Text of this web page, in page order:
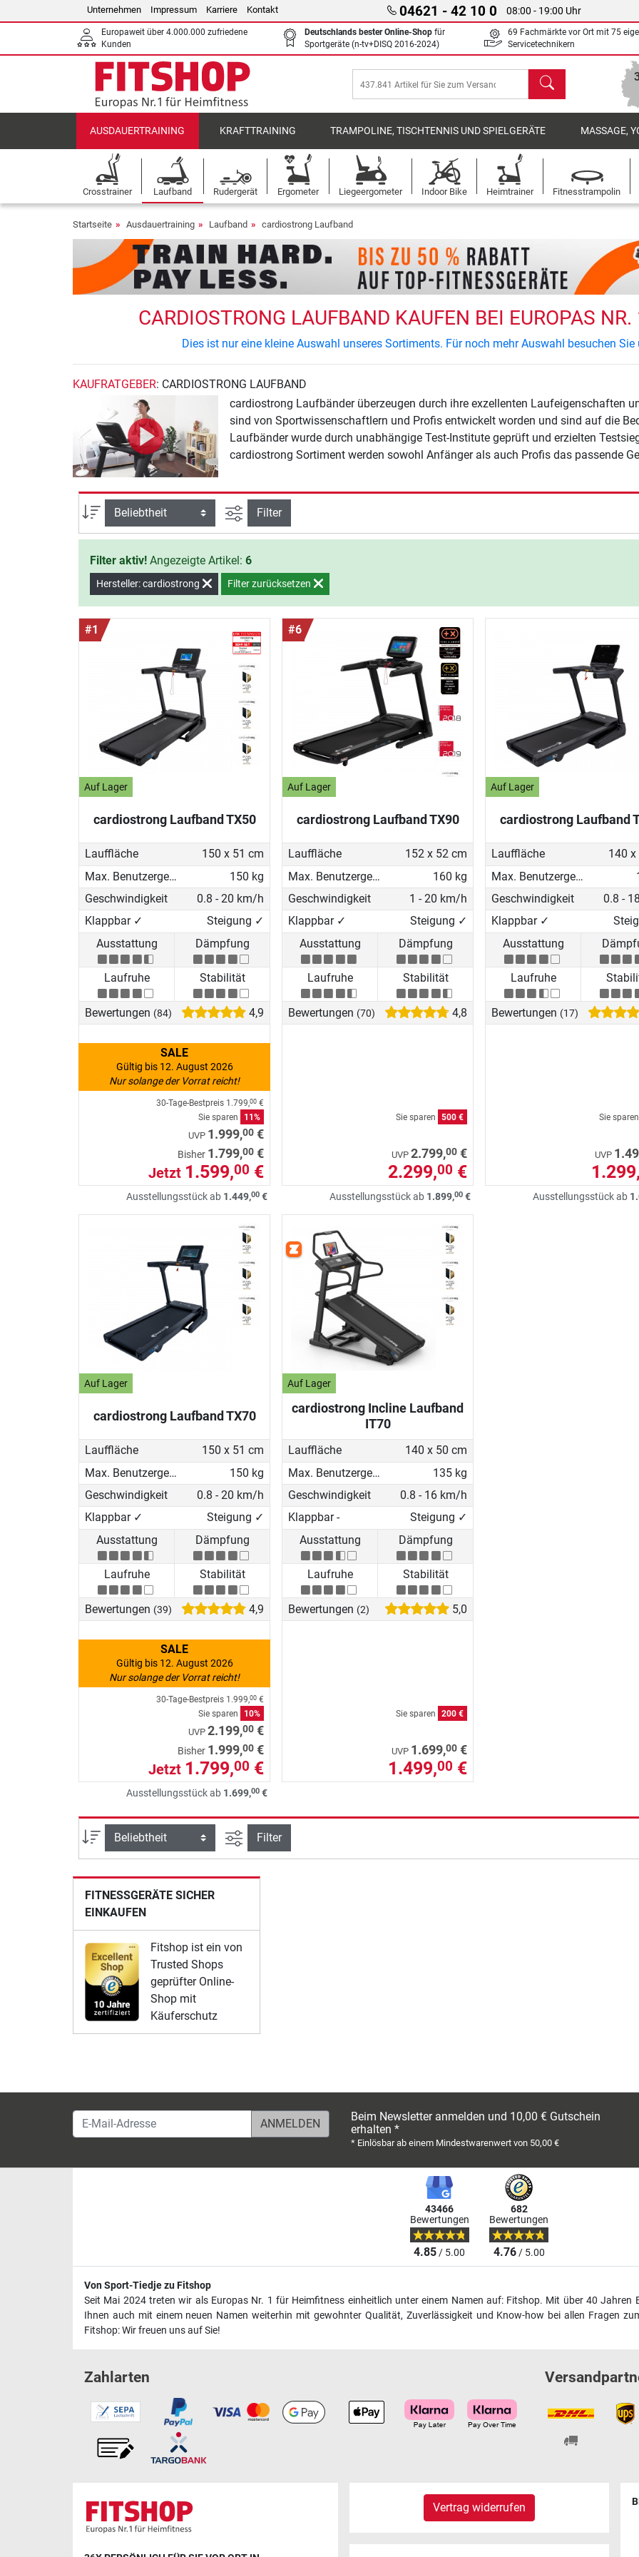
Unternehmen Impressum Karriere Kontakt 04621 - 42 10 0 08:00 - 19:00 Uhr
Europaweit über 4.000.000 zufriedene
Kunden
Deutschlands bester Online-Shop für
Sportgeräte (n-tv+DISQ 2016-2024)
69 Fachmärkte vor Ort mit 75
Servicetechnikern
Suchen
AUSDAUERTRAINING KRAFTTRAINING TRAMPOLINE, TISCHTENNIS UND SPIELGERÄTE MASSAGE,
Crosstrainer Laufband Rudergerät Ergometer Liegeergometer Indoor Bike Heimtrainer Fitnesstrampolin
Startseite Ausdauertraining Laufband cardiostrong Laufband
CARDIOSTRONG LAUFBAND KAUFEN BEI EUROPAS
Dies ist nur eine kleine Auswahl unseres Sortiments. Für noch mehr Auswahl besuchen
KAUFRATGEBER: CARDIOSTRONG LAUFBAND
cardiostrong Laufbänder überzeugen durch ihre exzellenten Laufeigenschaften
sind von Sportwissenschaftlern und Profis entwickelt worden und sind auf die
Laufbänder wurde durch unabhängige Test-Institute geprüft und erzielten
cardiostrong Sortiment werden sowohl Anfänger als auch Profis das passende
Sortierung Ansicht filtern
Filter
Filter aktiv! Angezeigte Artikel: 6
Hersteller: cardiostrong Filter zurücksetzen
#1
Auf Lager
cardiostrong Laufband TX50
Lauffläche
150 x 51 cm
Max. Benutzergewicht
150 kg
Geschwindigkeit
0.8 - 20 km/h
Klappbar ✓
Steigung ✓
Ausstattung
Dämpfung
Laufruhe Stabilität
Bewertungen (84) 4,9
SALE
Gültig bis 12. August 2026
Nur solange der Vorrat reicht!
30-Tage-Bestpreis 1.799,00 €
Sie sparen
11%
UVP 1.999,00 €
Bisher 1.799,00 €
Jetzt 1.599,00 €
Ausstellungsstück ab 1.449,00 €
#6
Auf Lager
cardiostrong Laufband TX90
Lauffläche
152 x 52 cm
Max. Benutzergewicht
160 kg
Geschwindigkeit
1 - 20 km/h
Klappbar ✓
Steigung ✓
Ausstattung
Dämpfung
Laufruhe Stabilität
Bewertungen (70) 4,8
Sie sparen 500 €
UVP 2.799,00 €
2.299,00 €
Ausstellungsstück ab 1.899,00 €
Auf Lager
cardiostrong Laufband
Lauffläche
140 x
Max. Benutzergewicht
Geschwindigkeit
0.8 -
Klappbar ✓
Ausstattung
Laufruhe
Bewertungen (17)
Sie sparen
UVP
1.299,
Ausstellungsstück ab
Auf Lager
cardiostrong Laufband TX70
Lauffläche
150 x 51 cm
Max. Benutzergewicht
150 kg
Geschwindigkeit
0.8 - 20 km/h
Klappbar ✓
Steigung ✓
Ausstattung
Dämpfung
Laufruhe Stabilität
Bewertungen (39) 4,9
SALE
Gültig bis 12. August 2026
Nur solange der Vorrat reicht!
30-Tage-Bestpreis 1.999,00 €
Sie sparen
10%
UVP 2.199,00 €
Bisher 1.999,00 €
Jetzt 1.799,00 €
Ausstellungsstück ab 1.699,00 €
Auf Lager
cardiostrong Incline Laufband
IT70
Lauffläche
140 x 50 cm
Max. Benutzergewicht
135 kg
Geschwindigkeit
0.8 - 16 km/h
Klappbar -
Steigung ✓
Ausstattung
Dämpfung
Laufruhe Stabilität
Bewertungen (2) 5,0
Sie sparen 200 €
UVP 1.699,00 €
1.499,00 €
Sortierung Ansicht filtern
Filter
FITNESSGERÄTE SICHER
EINKAUFEN
Fitshop ist ein von
Trusted Shops
geprüfter Online-
Shop mit
Käuferschutz
E-Mail-Adresse
Beim Newsletter anmelden und 10,00 € Gutschein
erhalten *
* Einlösbar ab einem Mindestwarenwert von 50,00 €
43466
Bewertungen
4.85/ 5.00
682
Bewertungen
4.76/ 5.00
Von Sport-Tiedje zu Fitshop
Seit Mai 2024 treten wir als Europas Nr. 1 für Heimfitness einheitlich unter einem Namen auf: Fitshop. Mit über 40
Ihnen auch mit einem neuen Namen weiterhin mit gewohnter Qualität, Zuverlässigkeit und Know-how bei allen Fragen
Fitshop: Wir freuen uns auf Sie!
Zahlarten
Vertrag widerrufen